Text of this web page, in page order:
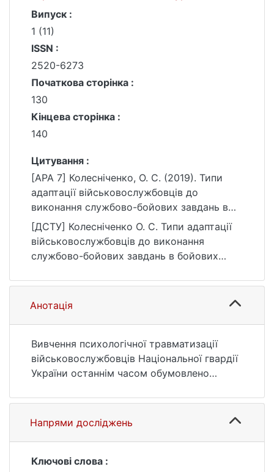
Випуск :
1 (11)
ISSN :
2520-6273
Початкова сторінка :
130
Кінцева сторінка :
140
Цитування :
[APA 7] Колесніченко, О. С. (2019). Типи
адаптації військовослужбовців до
виконання службово-бойових завдань в
бойових умовах. Український
психологічний журнал, (1 (11)), 130–140.
https://doi.org/10.17721/upj.2019.1(11).10
[ДСТУ] Колесніченко О. С. Типи адаптації
військовослужбовців до виконання
службово-бойових завдань в бойових
журнал. 2019. № 1 (11). С. 130—140. DOI:
10.17721/upj.2019.1(11).10 (дата звернення:
25.07.2026).
Анотація
Вивчення психологічної травматизації
військовослужбовців Національної гвардії
України останнім часом обумовлено
антитерористичної операції, яка за своєю
повномасштабністю та людськими
втратами прирівнюється до справжньої
умов страждають різними прояви
Напрями досліджень
Ключові слова :